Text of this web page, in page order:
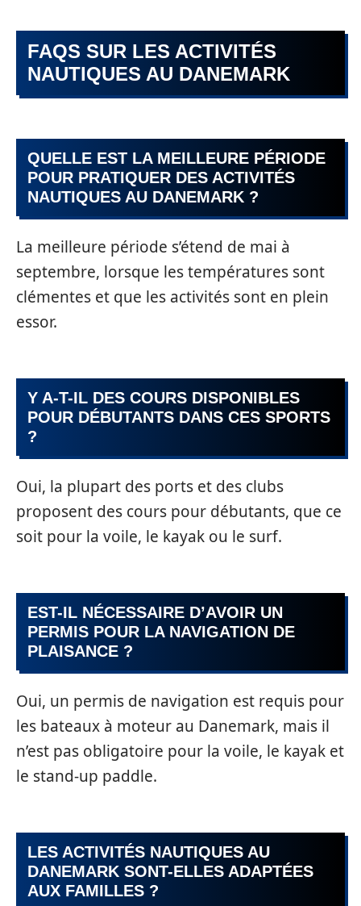
FAQS SUR LES ACTIVITÉS
NAUTIQUES AU DANEMARK
QUELLE EST LA MEILLEURE PÉRIODE
POUR PRATIQUER DES ACTIVITÉS
NAUTIQUES AU DANEMARK ?
La meilleure période s’étend de mai à
septembre, lorsque les températures sont
clémentes et que les activités sont en plein
essor.
Y A-T-IL DES COURS DISPONIBLES
POUR DÉBUTANTS DANS CES SPORTS
?
Oui, la plupart des ports et des clubs
proposent des cours pour débutants, que ce
soit pour la voile, le kayak ou le surf.
EST-IL NÉCESSAIRE D’AVOIR UN
PERMIS POUR LA NAVIGATION DE
PLAISANCE ?
Oui, un permis de navigation est requis pour
les bateaux à moteur au Danemark, mais il
n’est pas obligatoire pour la voile, le kayak et
le stand-up paddle.
LES ACTIVITÉS NAUTIQUES AU
DANEMARK SONT-ELLES ADAPTÉES
AUX FAMILLES ?